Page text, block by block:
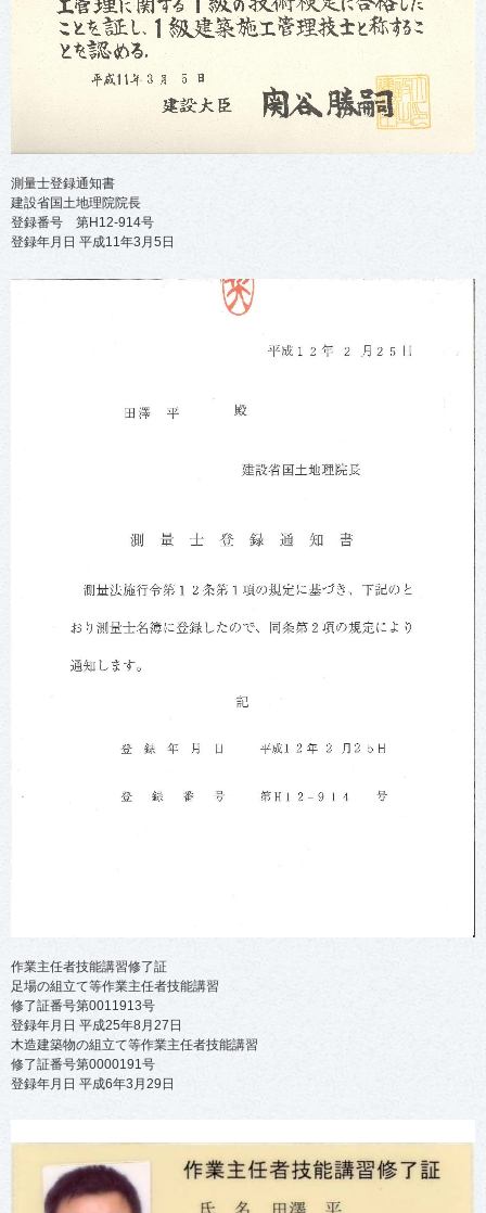
測量士登録通知書
建設省国土地理院院長
登録番号 第H12-914号
登録年月日 平成11年3月5日
作業主任者技能講習修了証
足場の組立て等作業主任者技能講習
修了証番号第0011913号
登録年月日 平成25年8月27日
木造建築物の組立て等作業主任者技能講習
修了証番号第0000191号
登録年月日 平成6年3月29日